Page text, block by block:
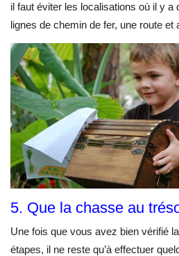
il faut éviter les localisations où il y a
lignes de chemin de fer, une route et
5. Que la chasse au
Une fois que vous avez bien vérifié
étapes, il ne reste qu’à effectuer